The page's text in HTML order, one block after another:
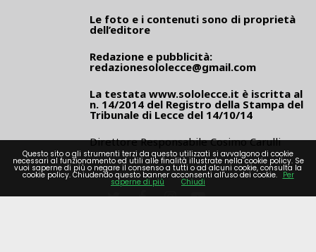
Le foto e i contenuti sono di proprietà
dell’editore
Redazione e pubblicità:
redazionesololecce@gmail.com
La testata www.sololecce.it è iscritta al
n. 14/2014 del Registro della Stampa del
Tribunale di Lecce del 14/10/14
Direttore Responsabile Cosimo Carulli
Questo sito o gli strumenti terzi da questo utilizzati si avvalgono di cookie
necessari al funzionamento ed utili alle finalità illustrate nella cookie policy. Se
vuoi saperne di più o negare il consenso a tutti o ad alcuni cookie, consulta la
cookie policy. Chiudendo questo banner acconsenti all'uso dei cookie. Per
saperne di più Chiudi